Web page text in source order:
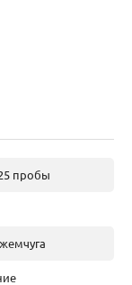
пробы